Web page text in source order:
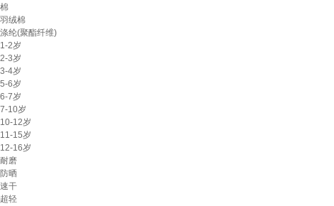
棉
羽绒棉
涤纶(聚酯纤维)
1-2岁
2-3岁
3-4岁
5-6岁
6-7岁
7-10岁
10-12岁
11-15岁
12-16岁
耐磨
防晒
速干
超轻